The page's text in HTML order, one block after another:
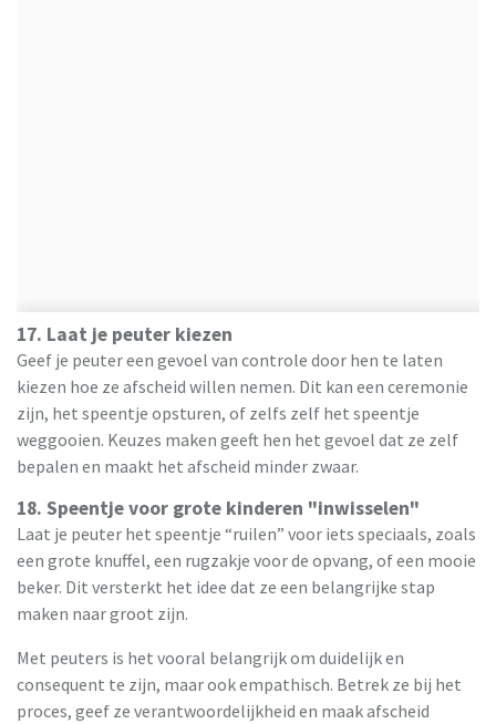
17. Laat je peuter kiezen
Geef je peuter een gevoel van controle door hen te laten
kiezen hoe ze afscheid willen nemen. Dit kan een ceremonie
zijn, het speentje opsturen, of zelfs zelf het speentje
weggooien. Keuzes maken geeft hen het gevoel dat ze zelf
bepalen en maakt het afscheid minder zwaar.
18. Speentje voor grote kinderen "inwisselen"
Laat je peuter het speentje “ruilen” voor iets speciaals, zoals
een grote knuffel, een rugzakje voor de opvang, of een mooie
beker. Dit versterkt het idee dat ze een belangrijke stap
maken naar groot zijn.
Met peuters is het vooral belangrijk om duidelijk en
consequent te zijn, maar ook empathisch. Betrek ze bij het
proces, geef ze verantwoordelijkheid en maak afscheid